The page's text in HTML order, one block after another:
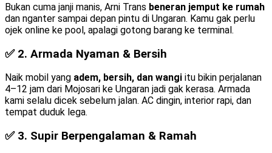
Bukan cuma janji manis, Arni Trans beneran jemput ke rumah
dan nganter sampai depan pintu di Ungaran. Kamu gak perlu
ojek online ke pool, apalagi gotong barang ke terminal.
✅ 2. Armada Nyaman & Bersih
Naik mobil yang adem, bersih, dan wangi itu bikin perjalanan
4–12 jam dari Mojosari ke Ungaran jadi gak kerasa. Armada
kami selalu dicek sebelum jalan. AC dingin, interior rapi, dan
tempat duduk lega.
✅ 3. Supir Berpengalaman & Ramah